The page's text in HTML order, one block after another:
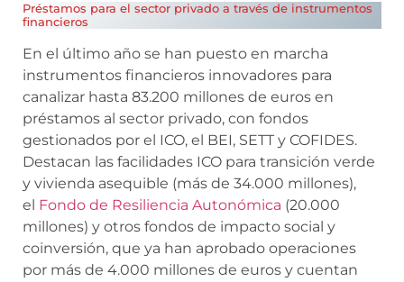
Préstamos para el sector privado a través de instrumentos
financieros
En el último año se han puesto en marcha
instrumentos financieros innovadores para
canalizar hasta 83.200 millones de euros en
préstamos al sector privado, con fondos
gestionados por el ICO, el BEI, SETT y COFIDES.
Destacan las facilidades ICO para transición verde
y vivienda asequible (más de 34.000 millones),
el Fondo de Resiliencia Autonómica (20.000
millones) y otros fondos de impacto social y
coinversión, que ya han aprobado operaciones
por más de 4.000 millones de euros y cuentan